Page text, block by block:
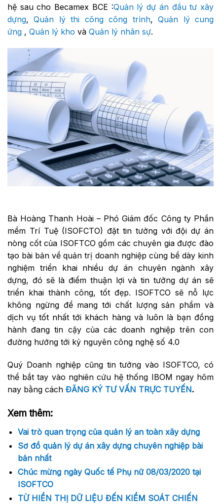
hệ sau cho Becamex BCE :Quản lý dự án đầu tư xây
dựng,Quản lý thi công công trình,Quản lý cung
ứng , Quản lý kho và Quản lý nhân sự.
Bà Hoàng Thanh Hoài – Phó Giám đốc Công ty Phần
mềm Trí Tuệ (ISOFCTO) đặt tin tưởng với đội dự án
nòng cốt của ISOFTCO gồm các chuyên gia được đào
tạo bài bản về quản trị doanh nghiệp cùng bề dày kinh
nghiệm triển khai nhiều dự án chuyên ngành xây
dựng, đó sẽ là điểm thuận lợi và tin tưởng dự án sẽ
triển khai thành công, tốt đẹp. ISOFTCO sẽ nỗ lực
không ngừng để mang tới chất lượng sản phẩm và
dịch vụ tốt nhất tới khách hàng và luôn là bạn đồng
hành đang tin cậy của các doanh nghiệp trên con
đường hướng tới kỷ nguyên công nghệ số 4.0
Quý Doanh nghiệp cũng tin tưởng vào ISOFTCO, có
thể bắt tay vào nghiên cứu hệ thống IBOM ngay hôm
nay bằng cách ĐĂNG KÝ TƯ VẤN TRỰC TUYẾN.
Xem thêm:
Vai trò quan trọng của quản lý an toàn xây dựng
Sơ đồ quản lý dự án xây dựng chuyên nghiệp bài
bản nhất
Chúc mừng ngày Quốc tế Phụ nữ 08/03/2020 tại
ISOFTCO
TỪ HIỂN THỊ DỮ LIỆU ĐẾN KIỂM SOÁT CHIẾN